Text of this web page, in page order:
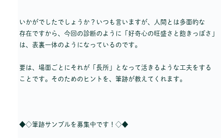
いかがでしたでしょうか？いつも言いますが、人間とは多面的な
存在ですから、今回の診断のように「好奇心の旺盛さと飽きっぽさ」
は、表裏一体のようになっているのです。
要は、場面ごとにそれが「長所」となって活きるような工夫をする
ことです。そのためのヒントを、筆跡が教えてくれます。
◆◇筆跡サンプルを募集中です！◇◆